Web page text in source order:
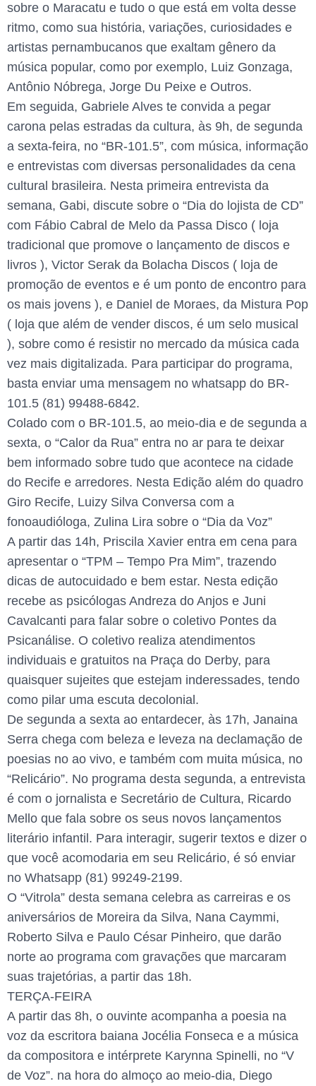
sobre o Maracatu e tudo o que está em volta desse
ritmo, como sua história, variações, curiosidades e
artistas pernambucanos que exaltam gênero da
música popular, como por exemplo, Luiz Gonzaga,
Antônio Nóbrega, Jorge Du Peixe e Outros.
Em seguida, Gabriele Alves te convida a pegar
carona pelas estradas da cultura, às 9h, de segunda
a sexta-feira, no “BR-101.5”, com música, informação
e entrevistas com diversas personalidades da cena
cultural brasileira. Nesta primeira entrevista da
semana, Gabi, discute sobre o “Dia do lojista de CD”
com Fábio Cabral de Melo da Passa Disco ( loja
tradicional que promove o lançamento de discos e
livros ), Victor Serak da Bolacha Discos ( loja de
promoção de eventos e é um ponto de encontro para
os mais jovens ), e Daniel de Moraes, da Mistura Pop
( loja que além de vender discos, é um selo musical
), sobre como é resistir no mercado da música cada
vez mais digitalizada. Para participar do programa,
basta enviar uma mensagem no whatsapp do BR-
101.5 (81) 99488-6842.
Colado com o BR-101.5, ao meio-dia e de segunda a
sexta, o “Calor da Rua” entra no ar para te deixar
bem informado sobre tudo que acontece na cidade
do Recife e arredores. Nesta Edição além do quadro
Giro Recife, Luizy Silva Conversa com a
fonoaudióloga, Zulina Lira sobre o “Dia da Voz”
A partir das 14h, Priscila Xavier entra em cena para
apresentar o “TPM – Tempo Pra Mim”, trazendo
dicas de autocuidado e bem estar. Nesta edição
recebe as psicólogas Andreza do Anjos e Juni
Cavalcanti para falar sobre o coletivo Pontes da
Psicanálise. O coletivo realiza atendimentos
individuais e gratuitos na Praça do Derby, para
quaisquer sujeites que estejam inderessades, tendo
como pilar uma escuta decolonial.
De segunda a sexta ao entardecer, às 17h, Janaina
Serra chega com beleza e leveza na declamação de
poesias no ao vivo, e também com muita música, no
“Relicário”. No programa desta segunda, a entrevista
é com o jornalista e Secretário de Cultura, Ricardo
Mello que fala sobre os seus novos lançamentos
literário infantil. Para interagir, sugerir textos e dizer o
que você acomodaria em seu Relicário, é só enviar
no Whatsapp (81) 99249-2199.
O “Vitrola” desta semana celebra as carreiras e os
aniversários de Moreira da Silva, Nana Caymmi,
Roberto Silva e Paulo César Pinheiro, que darão
norte ao programa com gravações que marcaram
suas trajetórias, a partir das 18h.
TERÇA-FEIRA
A partir das 8h, o ouvinte acompanha a poesia na
voz da escritora baiana Jocélia Fonseca e a música
da compositora e intérprete Karynna Spinelli, no “V
de Voz”. na hora do almoço ao meio-dia, Diego